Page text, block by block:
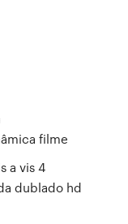
filme
a vis 4
dublado hd